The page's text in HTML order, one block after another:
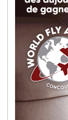
m
o
o